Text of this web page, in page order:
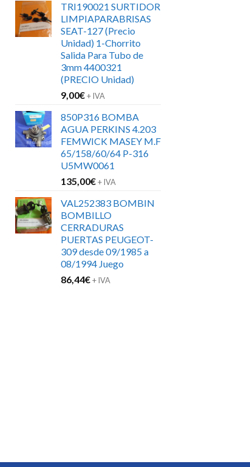
TRI190021 SURTIDOR
LIMPIAPARABRISAS
SEAT-127 (Precio
Unidad) 1-Chorrito
Salida Para Tubo de
3mm 4400321
(PRECIO Unidad)
9,00€+ IVA
850P316 BOMBA
AGUA PERKINS 4.203
FEMWICK MASEY M.F
65/158/60/64 P-316
U5MW0061
135,00€+ IVA
VAL252383 BOMBIN
BOMBILLO
CERRADURAS
PUERTAS PEUGEOT-
309 desde 09/1985 a
08/1994 Juego
86,44€+ IVA